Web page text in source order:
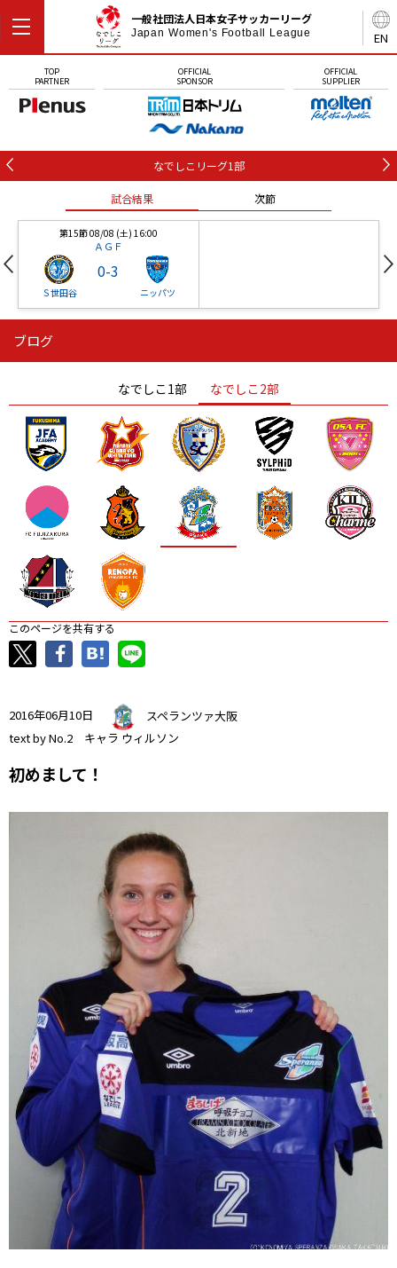
EN
一般社団法人日本女子サッカーリーグ
Japan Women's Football League
TOP
PARTNER
OFFICIAL
SPONSOR
OFFICIAL
SUPPLIER
なでしこリーグ1部
試合結果 次節
第15節 08/08 (土) 16:00
ＡＧＦ
Ｓ世田谷
0-3
ニッパツ
ニッパツ
ニッパツ 名古屋
石人の星
静岡 愛媛Ｌ
ブログ
なでしこ1部 なでしこ2部
このページを共有する
2016年06月10日
スペランツァ大阪
text by No.2 キャラ ウィルソン
初めまして！